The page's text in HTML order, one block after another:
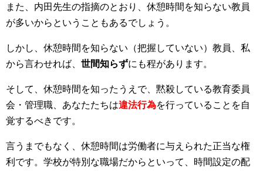
また、内田先生の指摘のとおり、休憩時間を知らない教員
が多いからということもあるでしょう。
しかし、休憩時間を知らない（把握していない）教員、私
から言わせれば、 世間知らずにも程があります。
そして、休憩時間を知ったうえで、黙殺している教育委員
会・管理職、あなたたちは違法行為を行っていることを自
覚するべきです。
言うまでもなく、休憩時間は労働者に与えられた正当な権
利です。学校が特別な職場だからといって、時間設定の配